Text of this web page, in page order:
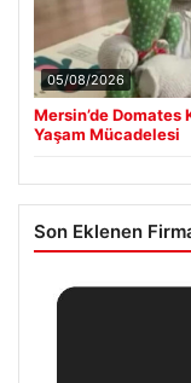
05/08/2026
Mersin’de Domates
Yaşam Mücadelesi
Son Eklenen